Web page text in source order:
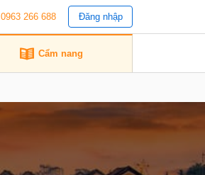
0963 266 688 Đăng nhập
Cẩm nang